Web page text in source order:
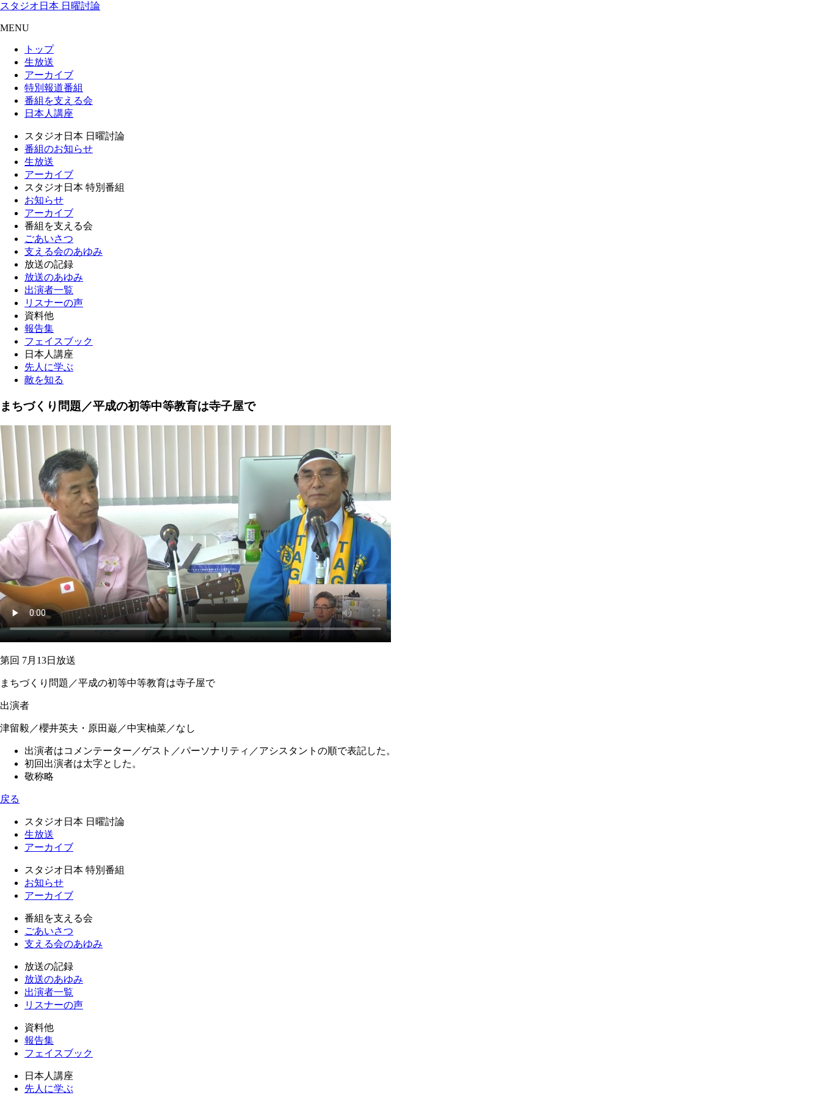
スタジオ日本 日曜討論
MENU
トップ
生放送
アーカイブ
特別報道番組
番組を支える会
日本人講座
スタジオ日本 日曜討論
番組のお知らせ
生放送
アーカイブ
スタジオ日本 特別番組
お知らせ
アーカイブ
番組を支える会
ごあいさつ
支える会のあゆみ
放送の記録
放送のあゆみ
出演者一覧
リスナーの声
資料他
報告集
フェイスブック
日本人講座
先人に学ぶ
敵を知る
まちづくり問題／平成の初等中等教育は寺子屋で
第回 7月13日放送
まちづくり問題／平成の初等中等教育は寺子屋で
出演者
津留毅／櫻井英夫・ 原田巌／中実柚菜／なし
出演者はコメンテーター／ゲスト／パーソナリティ／アシスタントの順で表記した。
初回出演者は太字とした。
敬称略
戻る
スタジオ日本 日曜討論
生放送
アーカイブ
スタジオ日本 特別番組
お知らせ
アーカイブ
番組を支える会
ごあいさつ
支える会のあゆみ
放送の記録
放送のあゆみ
出演者一覧
リスナーの声
資料他
報告集
フェイスブック
日本人講座
先人に学ぶ